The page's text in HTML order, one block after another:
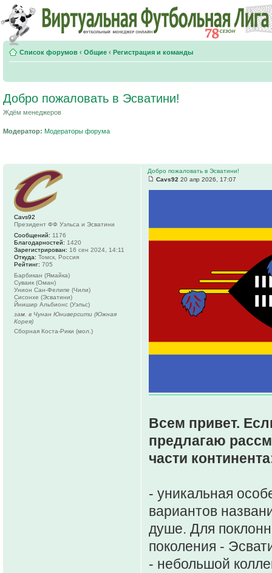
Список форумов ‹ Общие ‹ Регистрация и команды
Добро пожаловать в Эсватини!
Ждём менеджеров
Модератор: Модераторы форума
Добро пожаловать в Эсватини!
Cavs92 20 апр 2026, 17:07
Всем привет.
предлагаю
части
- уникальная
вариантов
душе. Для
поколения -
- небольшой
Cavs92
Президент ФФ Уэльса и Эсватини
Сообщений: 1176
Благодарностей: 1420
Зарегистрирован: 16 сен 2024, 14:11
Откуда: Томск, Россия
Рейтинг: 705
Барбикан (Ямайка)
Суваик (Оман)
Унион Сан-Фелипе (Чили)
Сисонхе (Эсватини)
Йнишир Альбионс (Уэльс)
зам. в Чунан Юниверсити (Южная
Корея)
Сборная Коста-Рики (мол.)